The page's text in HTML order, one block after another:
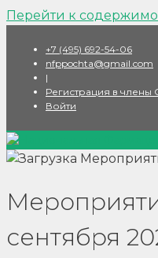
Перейти к
+7 (495) 692-54-06
nfppochta@gmail.com
|
Регистрация в члены
Войти
сентября